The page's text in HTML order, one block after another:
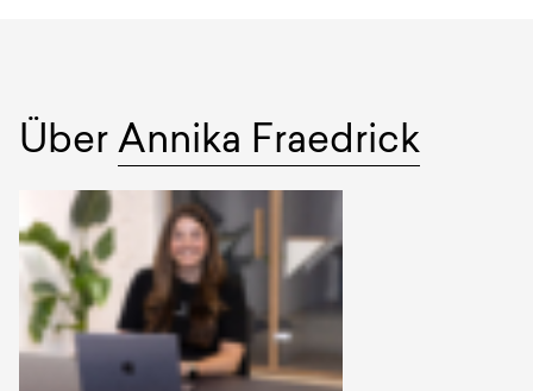
Autoren
Über Annika Fraedrick